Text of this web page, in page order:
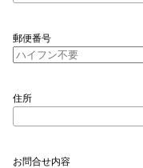
郵便番号
住所
お問合せ内容